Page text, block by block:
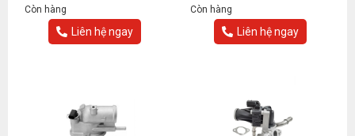
Còn hàng
Liên hệ ngay
Còn hàng
Liên hệ ngay